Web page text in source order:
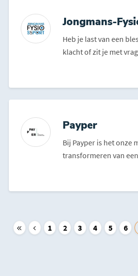
Jongmans-
Heb je last van een
klacht of zit je met
Payper
Bij Payper is het onze
transformeren van
1 2 3 4 5 6